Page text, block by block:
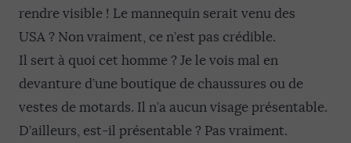
rendre visible ! Le mannequin serait venu des
USA ? Non vraiment, ce n’est pas crédible.
Il sert à quoi cet homme ? Je le vois mal en
devanture d’une boutique de chaussures ou de
vestes de motards. Il n’a aucun visage présentable.
D’ailleurs, est-il présentable ? Pas vraiment.